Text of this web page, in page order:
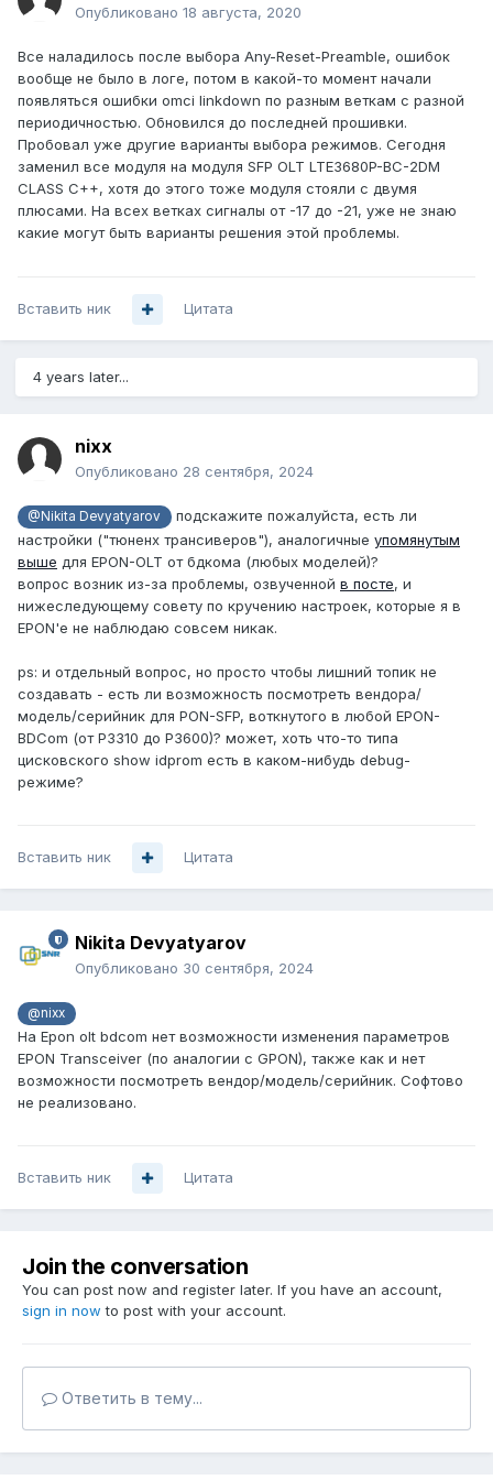
количество переменных и требования для достижения
Опубликовано 18 августа, 2020
Все наладилось после выбора Any-Reset-Preamble, ошибок
вообще не было в логе, потом в какой-то момент начали
появляться ошибки omci linkdown по разным веткам с разной
периодичностью. Обновился до последней прошивки.
Пробовал уже другие варианты выбора режимов. Сегодня
заменил все модуля на модуля SFP OLT LTE3680P-BC-2DM
CLASS C++, хотя до этого тоже модуля стояли с двумя
плюсами. На всех ветках сигналы от -17 до -21, уже не знаю
какие могут быть варианты решения этой проблемы.
Вставить ник Цитата
4 years later...
nixx
Опубликовано 28 сентября, 2024
@Nikita Devyatyarov
подскажите пожалуйста, есть ли
настройки ("тюненх трансиверов"), аналогичные упомянутым
выше для EPON-OLT от бдкома (любых моделей)?
вопрос возник из-за проблемы, озвученной в посте, и
нижеследующему совету по кручению настроек, которые я в
EPON'е не наблюдаю совсем никак.
ps: и отдельный вопрос, но просто чтобы лишний топик не
создавать - есть ли возможность посмотреть вендора/
модель/серийник для PON-SFP, воткнутого в любой EPON-
BDCom (от P3310 до P3600)? может, хоть что-то типа
цисковского show idprom есть в каком-нибудь debug-
режиме?
Вставить ник Цитата
Nikita Devyatyarov
Опубликовано 30 сентября, 2024
@nixx
На Epon olt bdcom нет возможности изменения параметров
EPON Transceiver (по аналогии с GPON), также как и нет
возможности посмотреть вендор/модель/серийник. Софтово
не реализовано.
Вставить ник Цитата
Join the conversation
You can post now and register later. If you have an account,
sign in now to post with your account.
Ответить в тему...